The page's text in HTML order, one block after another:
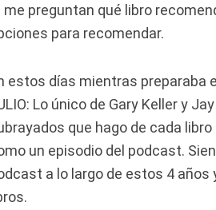
me preguntan qué libro
para recomendar.
estos días mientras preparaba
Lo único de Gary Keller y
que hago de cada
un episodio del podcast.
a lo largo de estos 4